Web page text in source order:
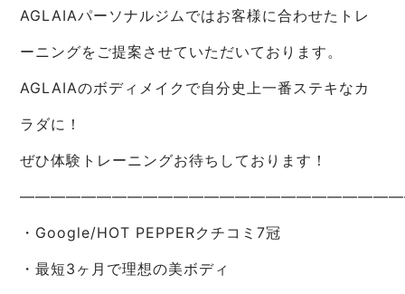
AGLAIAパーソナルジムではお客様に合わせたトレ
ーニングをご提案させていただいております。
AGLAIAのボディメイクで自分史上一番ステキなカ
ラダに！
ぜひ体験トレーニングお待ちしております！
・Google/HOT PEPPERクチコミ7冠
・最短3ヶ月で理想の美ボディ